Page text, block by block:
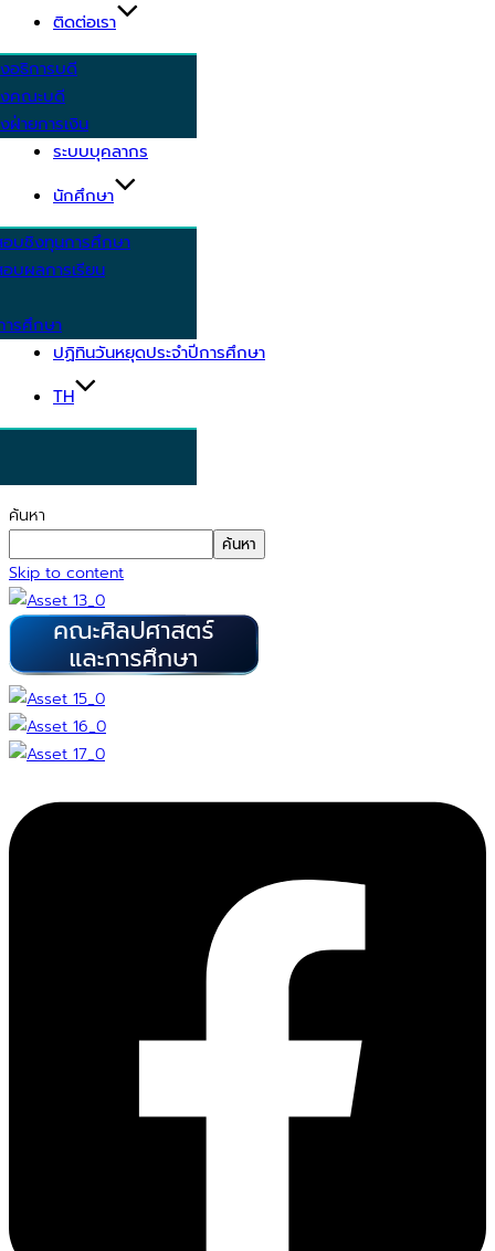
ติดต่อเรา
อธิการบดี
คณะบดี
ฝ่ายการเงิน
ระบบบุคลากร
นักศึกษา
บชิงทุนการศึกษา
บผลการเรียน
รศึกษา
ปฏิทินวันหยุดประจำปีการศึกษา
TH
ค้นหา
ค้นหา
Skip to content